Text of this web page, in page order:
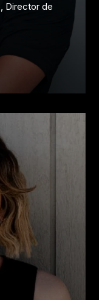
Director de